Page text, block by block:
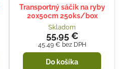
Transportný sáčik na ryby
20x50cm 250ks/box
Skladom
55,95 €
45,49 € bez DPH
Do košíka